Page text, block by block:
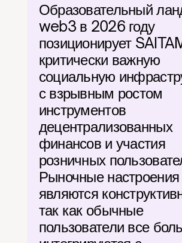
Образовательный
web3 в 2026 году
позиционирует
критически важную
социальную
с взрывным ростом
инструментов
децентрализованных
финансов и участия
розничных
Рыночные настроения
являются
так как обычные
пользователи все